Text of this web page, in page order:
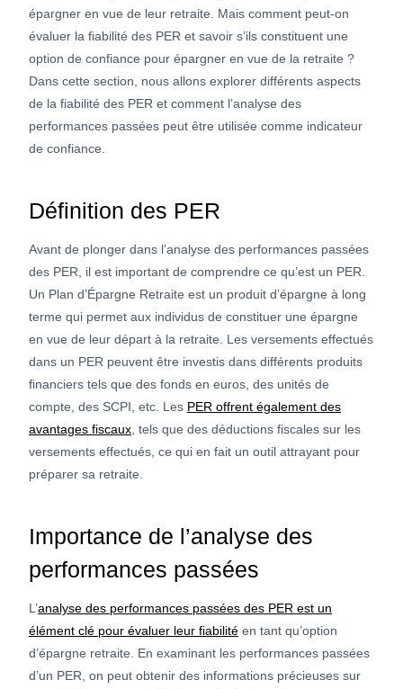
épargner en vue de leur retraite. Mais comment peut-on
évaluer la fiabilité des PER et savoir s’ils constituent une
option de confiance pour épargner en vue de la retraite ?
Dans cette section, nous allons explorer différents aspects
de la fiabilité des PER et comment l’analyse des
performances passées peut être utilisée comme indicateur
de confiance.
Définition des PER
Avant de plonger dans l’analyse des performances passées
des PER, il est important de comprendre ce qu’est un PER.
Un Plan d’Épargne Retraite est un produit d’épargne à long
terme qui permet aux individus de constituer une épargne
en vue de leur départ à la retraite. Les versements effectués
dans un PER peuvent être investis dans différents produits
financiers tels que des fonds en euros, des unités de
compte, des SCPI, etc. Les PER offrent également des
avantages fiscaux , tels que des déductions fiscales sur les
versements effectués, ce qui en fait un outil attrayant pour
préparer sa retraite.
Importance de l’analyse des
performances passées
L’analyse des performances passées des PER est un
élément clé pour évaluer leur fiabilité en tant qu’option
d’épargne retraite. En examinant les performances passées
d’un PER, on peut obtenir des informations précieuses sur